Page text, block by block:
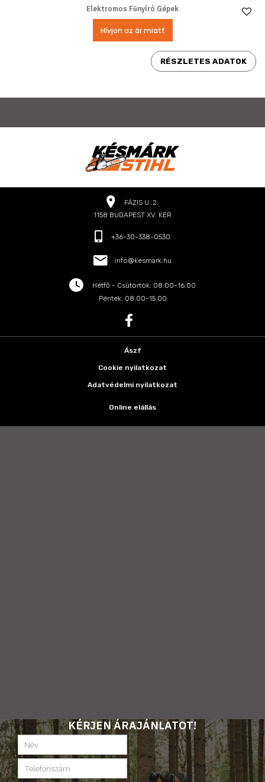
Elektromos Fűnyíró Gépek
Hívjon az ár miatt
RÉSZLETES ADATOK
FÁZIS U. 2.
1158 BUDAPEST XV. KER
+36-30-338-0530
info@kesmark.hu
Hétfő - Csütörtök: 08:00-16:00
Péntek: 08:00-15:00
Ászf
Cookie nyilatkozat
Adatvédelmi nyilatkozat
Online elállás
KÉRJEN ÁRAJÁNLATOT!